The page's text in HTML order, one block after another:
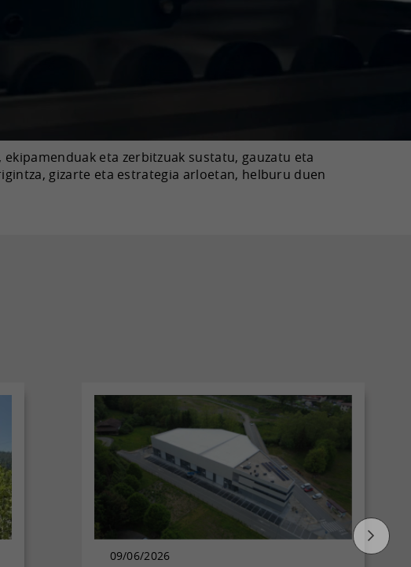
eta zerbitzuak sustatu, gauzatu eta
gizarte eta estrategia arloetan, helburu duen
09/06/2026